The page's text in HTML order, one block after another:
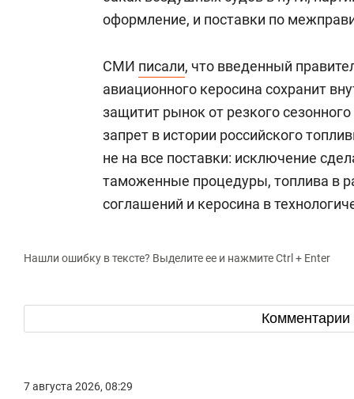
оформление, и поставки по
СМИ писали, что введенный
авиационного керосина сохранит
защитит рынок от резкого
запрет в истории российского
не на все поставки: исключение
таможенные процедуры, топлива в
соглашений и керосина в
Нашли ошибку в тексте? Выделите ее и нажмите Ctrl + Enter
Комментарии
7 августа 2026, 08:29